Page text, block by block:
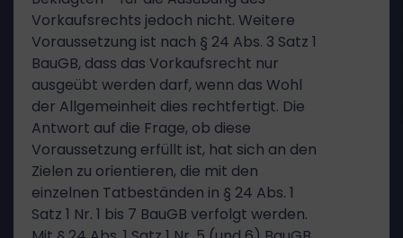
Vorkaufsrechts jedoch nicht. Weitere
Voraussetzung ist nach § 24 Abs. 3 Satz 1
BauGB, dass das Vorkaufsrecht nur
ausgeübt werden darf, wenn das Wohl
der Allgemeinheit dies rechtfertigt. Die
Antwort auf die Frage, ob diese
Voraussetzung erfüllt ist, hat sich an den
Zielen zu orientieren, die mit den
einzelnen Tatbeständen in § 24 Abs. 1
Satz 1 Nr. 1 bis 7 BauGB verfolgt werden.